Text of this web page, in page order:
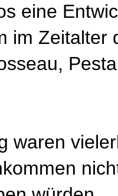
eine
im Zeitalter
waren